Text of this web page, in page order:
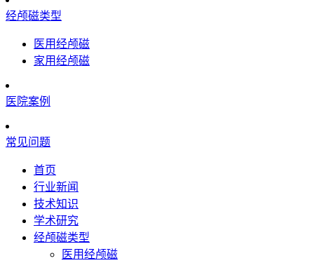
经颅磁类型
医用经颅磁
家用经颅磁
医院案例
常见问题
首页
行业新闻
技术知识
学术研究
经颅磁类型
医用经颅磁